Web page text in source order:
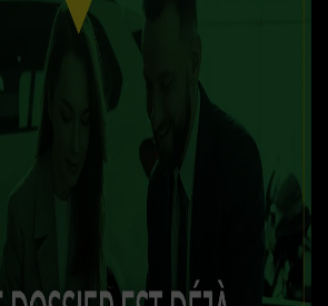
Traction intégrale
4 Cylindres
2.0
Blanc (QAB)
Noir